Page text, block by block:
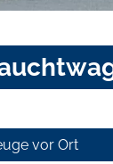
vor Ort